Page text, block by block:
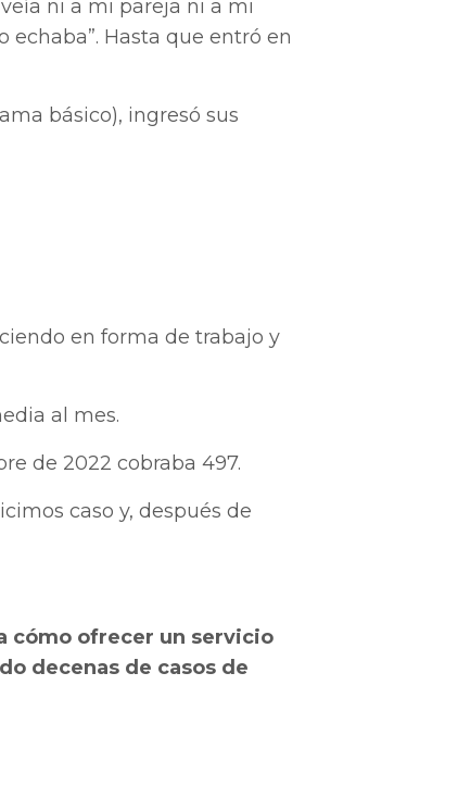
ni a mi pareja ni a mi
echaba”. Hasta que entró en
básico), ingresó sus
en forma de trabajo y
al mes.
de 2022 cobraba 497.
caso y, después de
cómo ofrecer un servicio
decenas de casos de